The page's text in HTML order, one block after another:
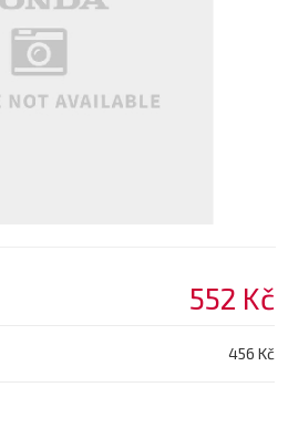
552 Kč
456 Kč